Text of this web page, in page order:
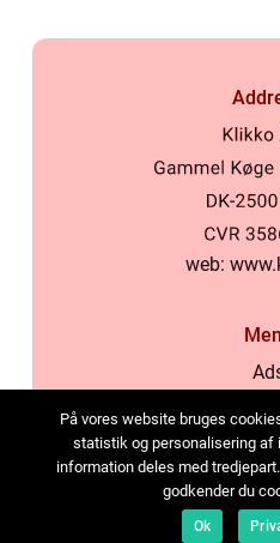
web:
På vores website bruges
statistik og personalisering af
information deles med
godkender du
Ok